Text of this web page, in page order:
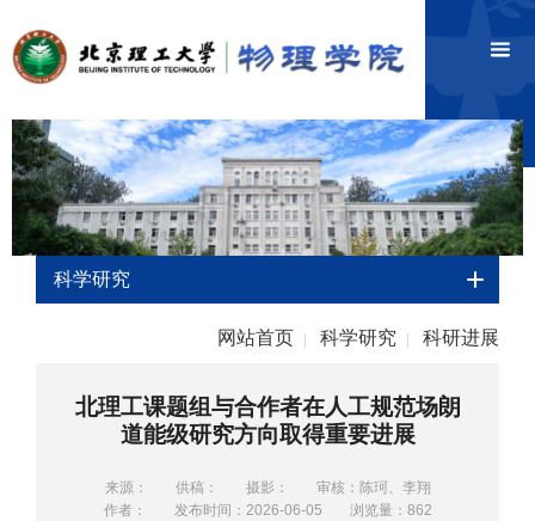
科学研究
网站首页 科学研究 科研进展
北理工课题组与合作者在人工规范场朗
道能级研究方向取得重要进展
来源： 供稿： 摄影：
审核：陈珂、李翔
作者：
发布时间：2026-06-05 浏览量： 862